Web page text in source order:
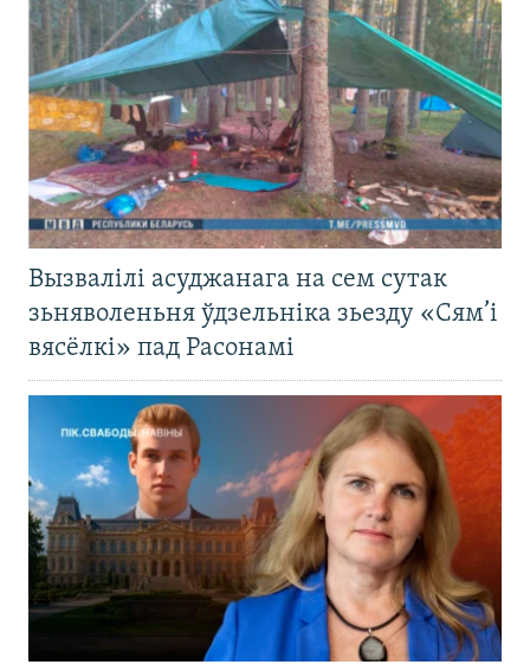
Вызвалілі асуджанага на сем сутак
зьняволеньня ўдзельніка зьезду «Сям’і
вясёлкі» пад Расонамі